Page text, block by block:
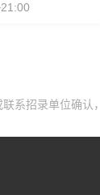
系招录单位确认